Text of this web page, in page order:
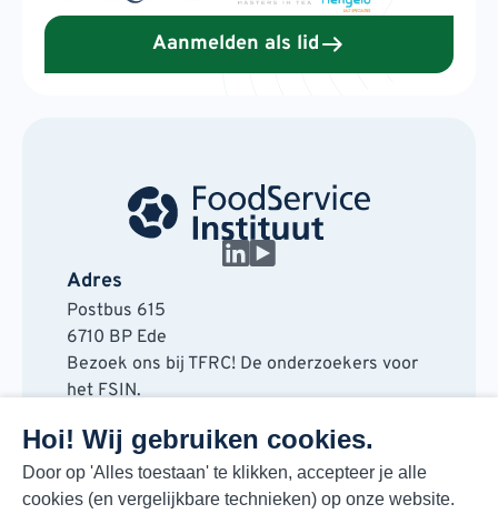
Hoi! Wij gebruiken cookies.
Door op 'Alles toestaan' te klikken, accepteer je alle
cookies (en vergelijkbare technieken) op onze website.
Aanmelden als lid
Adres
Postbus 615
6710 BP Ede
Bezoek ons bij TFRC! De onderzoekers voor
het FSIN.
6717 LT Ede
Contact
088 730 48 00